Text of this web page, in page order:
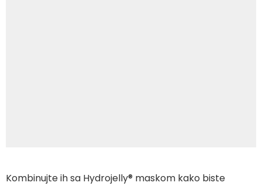
Kombinujte ih sa Hydrojelly® maskom kako biste